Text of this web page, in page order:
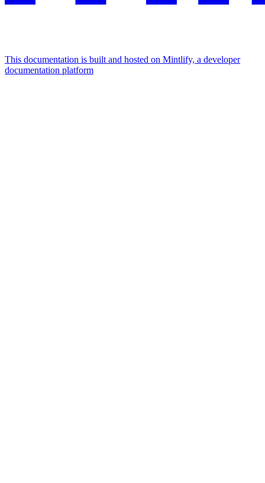
This documentation is built and hosted on Mintlify, a developer
documentation platform